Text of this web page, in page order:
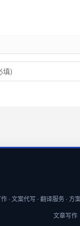
· 文案代写 · 翻译服务 · 方
文章写作